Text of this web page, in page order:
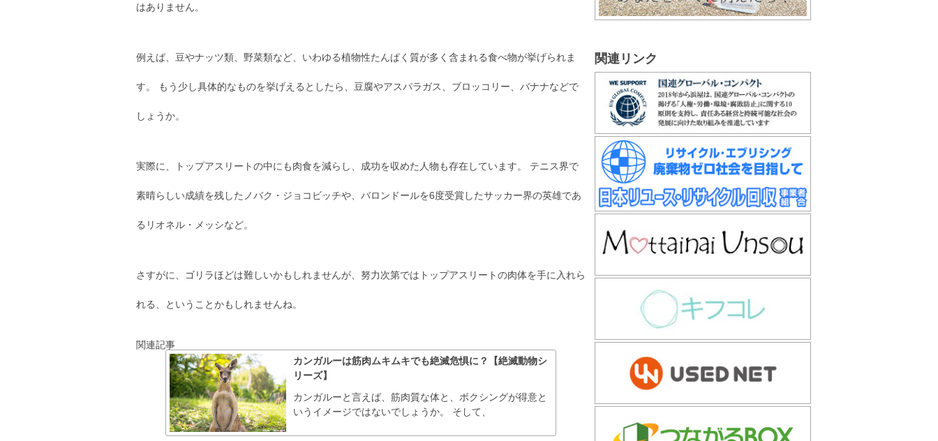
はありません。
例えば、豆やナッツ類、野菜類など、いわゆる植物性たんぱく質が多く含まれる食べ物が挙げられま
す。 もう少し具体的なものを挙げえるとしたら、豆腐やアスパラガス、ブロッコリー、バナナなどで
しょうか。
実際に、トップアスリートの中にも肉食を減らし、成功を収めた人物も存在しています。 テニス界で
素晴らしい成績を残したノバク・ジョコビッチや、バロンドールを6度受賞したサッカー界の英雄であ
るリオネル・メッシなど。
さすがに、ゴリラほどは難しいかもしれませんが、努力次第ではトップアスリートの肉体を手に入れら
れる、ということかもしれませんね。
関連記事
カンガルーは筋肉ムキムキでも絶滅危惧に？【絶滅動物シ
リーズ】
カンガルーと言えば、筋肉質な体と、ボクシングが得意と
いうイメージではないでしょうか。 そして、
関連リンク